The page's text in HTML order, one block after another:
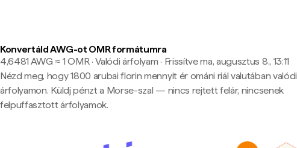
Konvertáld AWG-ot OMR formátumra
4,6481 AWG ≈ 1 OMR · Valódi árfolyam · Frissítve ma, augusztus 8., 13:11
Nézd meg, hogy 1800 arubai florin mennyit ér ománi riál valutában valódi
árfolyamon. Küldj pénzt a Morse-szal — nincs rejtett felár, nincsenek
felpuffasztott árfolyamok.